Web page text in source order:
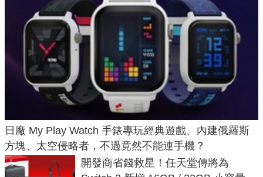
日廠 My Play Watch 手錶專玩經典遊戲、內建俄羅斯
方塊、太空侵略者，不過竟然不能連手機？
開發商省錢救星！任天堂傳將為